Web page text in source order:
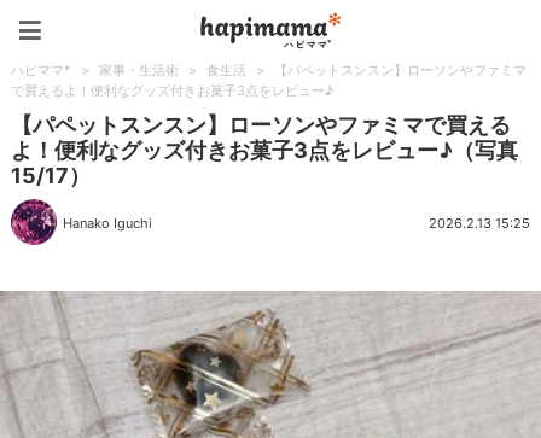
ハピママ* > 家事・生活術 > 食生活 >
【パペットスンスン】ローソンやファミマ
で買えるよ！便利なグッズ付きお菓子3点をレビュー♪
【パペットスンスン】ローソンやファミマで買える
よ！便利なグッズ付きお菓子3点をレビュー♪（写真
15/17）
Hanako Iguchi 2026.2.13 15:25